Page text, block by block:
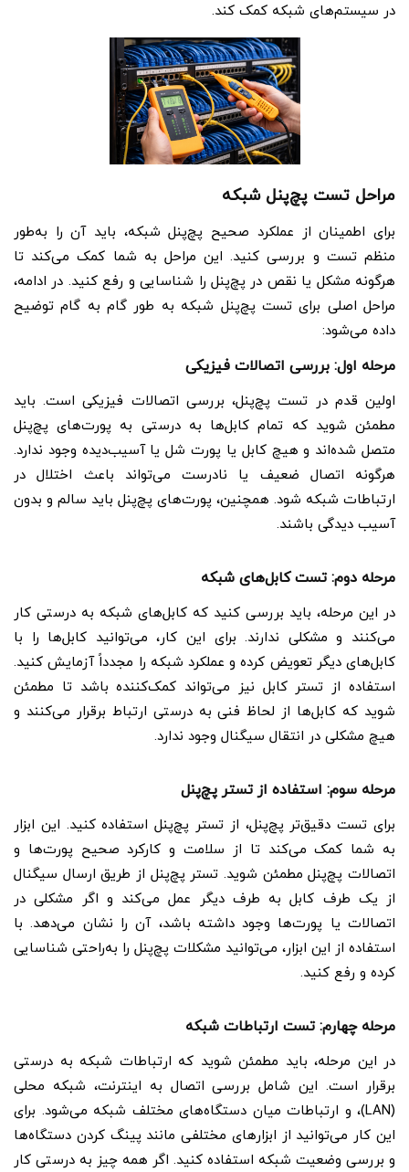
در سیستم‌های شبکه کمک کند.
مراحل تست پچ‌پنل شبکه
برای اطمینان از عملکرد صحیح پچ‌پنل شبکه، باید آن را به‌طور
منظم تست و بررسی کنید. این مراحل به شما کمک می‌کند تا
هرگونه مشکل یا نقص در پچ‌پنل را شناسایی و رفع کنید. در ادامه،
مراحل اصلی برای تست پچ‌پنل شبکه به طور گام به گام توضیح
داده می‌شود:
مرحله اول: بررسی اتصالات فیزیکی
اولین قدم در تست پچ‌پنل، بررسی اتصالات فیزیکی است. باید
مطمئن شوید که تمام کابل‌ها به درستی به پورت‌های پچ‌پنل
متصل شده‌اند و هیچ کابل یا پورت شل یا آسیب‌دیده وجود ندارد.
هرگونه اتصال ضعیف یا نادرست می‌تواند باعث اختلال در
ارتباطات شبکه شود. همچنین، پورت‌های پچ‌پنل باید سالم و بدون
آسیب دیدگی باشند.
مرحله دوم: تست کابل‌های شبکه
در این مرحله، باید بررسی کنید که کابل‌های شبکه به درستی کار
می‌کنند و مشکلی ندارند. برای این کار، می‌توانید کابل‌ها را با
کابل‌های دیگر تعویض کرده و عملکرد شبکه را مجدداً آزمایش کنید.
استفاده از تستر کابل نیز می‌تواند کمک‌کننده باشد تا مطمئن
شوید که کابل‌ها از لحاظ فنی به درستی ارتباط برقرار می‌کنند و
هیچ مشکلی در انتقال سیگنال وجود ندارد.
مرحله سوم: استفاده از تستر پچ‌پنل
برای تست دقیق‌تر پچ‌پنل، از تستر پچ‌پنل استفاده کنید. این ابزار
به شما کمک می‌کند تا از سلامت و کارکرد صحیح پورت‌ها و
اتصالات پچ‌پنل مطمئن شوید. تستر پچ‌پنل از طریق ارسال سیگنال
از یک طرف کابل به طرف دیگر عمل می‌کند و اگر مشکلی در
اتصالات یا پورت‌ها وجود داشته باشد، آن را نشان می‌دهد. با
استفاده از این ابزار، می‌توانید مشکلات پچ‌پنل را به‌راحتی شناسایی
کرده و رفع کنید.
مرحله چهارم: تست ارتباطات شبکه
در این مرحله، باید مطمئن شوید که ارتباطات شبکه به درستی
برقرار است. این شامل بررسی اتصال به اینترنت، شبکه محلی
(LAN)، و ارتباطات میان دستگاه‌های مختلف شبکه می‌شود. برای
این کار می‌توانید از ابزارهای مختلفی مانند پینگ کردن دستگاه‌ها
و بررسی وضعیت شبکه استفاده کنید. اگر همه چیز به درستی کار